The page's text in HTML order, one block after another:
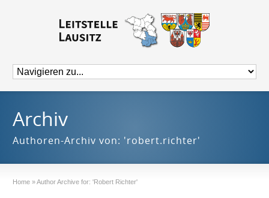
Archiv
Authoren-Archiv von: 'robert.richter'
Home »Author Archive for: 'Robert Richter'